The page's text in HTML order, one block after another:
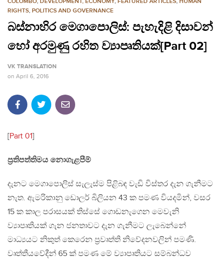
RIGHTS, POLITICS AND GOVERNANCE
බස්නාහිර මෙගාපොලිස්: පැහැදිළි දිසාවන්
හෝ අරමුණු රහිත ව්‍යාපෘතියක්[Part 02]
VK TRANSLATION
on April 6, 2016
[Part 01]
ප‍්‍රතිපත්තිමය නොගැළපීම්
දැනට මෙගාපොලිස් සැලැස්ම පිළිබඳ වැඩි විස්තර දැන ගැනීමට
නැත. ඇමරිකානු ඩොලර් බිලියන 43 ක පමණ වියදමින්, වසර
15 ක කාල පරාසයක් තිස්සේ ගොඩනැගෙන මෙවැනි
ව්‍යාපෘතියක් ගැන ජනතාවට දැන ගැනීමට ලැබෙන්නේ
මාධ්‍යයට නිකුත් කෙරෙන ප‍්‍රවෘත්ති නිවේදනවලින් පමණි.
වෘත්තීයවේදීන් 65 ක් පමණ මේ ව්‍යාපෘතියට සම්බන්ධව